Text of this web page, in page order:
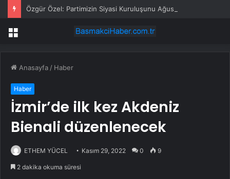
Menü
Anasayfa / Haber
Haber
İzmir’de ilk kez Akdeniz
Bienali düzenlenecek
ETHEM YÜCEL Kasım 29, 2022 0 9
2 dakika okuma süresi